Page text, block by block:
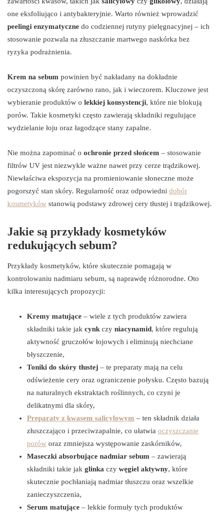
one eksfoliująco i antybakteryjnie. Warto również wprowadzić
peelingi enzymatyczne do codziennej rutyny pielęgnacyjnej – ich
stosowanie pozwala na złuszczanie martwego naskórka bez
ryzyka podrażnienia.
Krem na sebum powinien być nakładany na dokładnie
oczyszczoną skórę zarówno rano, jak i wieczorem. Kluczowe jest
wybieranie produktów o lekkiej konsystencji, które nie blokują
porów. Takie kosmetyki często zawierają składniki regulujące
wydzielanie łoju oraz łagodzące stany zapalne.
Nie można zapominać o ochronie przed słońcem – stosowanie
filtrów UV jest niezwykle ważne nawet przy cerze trądzikowej.
Niewłaściwa ekspozycja na promieniowanie słoneczne może
pogorszyć stan skóry. Regularność oraz odpowiedni dobór
kosmetyków stanowią podstawy zdrowej cery tłustej i trądzikowej.
Jakie są przykłady kosmetyków
redukujących sebum?
Przykłady kosmetyków, które skutecznie pomagają w
kontrolowaniu nadmiaru sebum, są naprawdę różnorodne. Oto
kilka interesujących propozycji:
Kremy matujące – wiele z tych produktów zawiera
składniki takie jak cynk czy niacynamid, które regulują
aktywność gruczołów łojowych i eliminują niechciane
błyszczenie,
Toniki do skóry tłustej – te preparaty mają na celu
odświeżenie cery oraz ograniczenie połysku. Często bazują
na naturalnych ekstraktach roślinnych, co czyni je
delikatnymi dla skóry,
Preparaty z kwasem salicylowym – ten składnik działa
złuszczająco i przeciwzapalnie, co ułatwia oczyszczanie
porów oraz zmniejsza występowanie zaskórników,
Maseczki absorbujące nadmiar sebum – zawierają
składniki takie jak glinka czy węgiel aktywny, które
skutecznie pochłaniają nadmiar tłuszczu oraz wszelkie
zanieczyszczenia,
Serum matujące – lekkie formuły tych produktów